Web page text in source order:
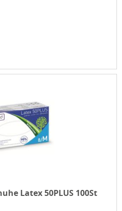
Latex 50PLUS 100St